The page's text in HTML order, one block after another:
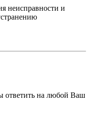
неисправности и
ответить на любой Ваш